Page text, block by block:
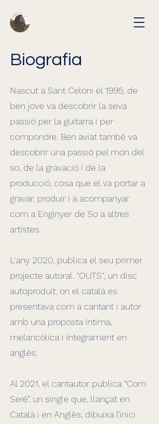
Biografia
Nascut a Sant Celoni el 1995, de
ben jove va descobrir la seva
passió per la guitarra i per
compondre. Ben aviat també va
descobrir una passió pel món del
so, de la gravació i de la
producció, cosa que el va portar a
gravar, produir i a acompanyar
com a Enginyer de So a altres
artistes.
L'any 2020, publica el seu primer
projecte autoral. "OUTS", un disc
autoproduit, on el català es
presentava com a cantant i autor
amb una proposta íntima,
melancòlica i íntegrament en
anglès.
Al 2021, el cantautor publica “Com
Seré”, un single que, llançat en
Català i en Anglès, dibuixa l’inici